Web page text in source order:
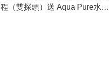
程（雙探頭）送 Aqua Pure水漾